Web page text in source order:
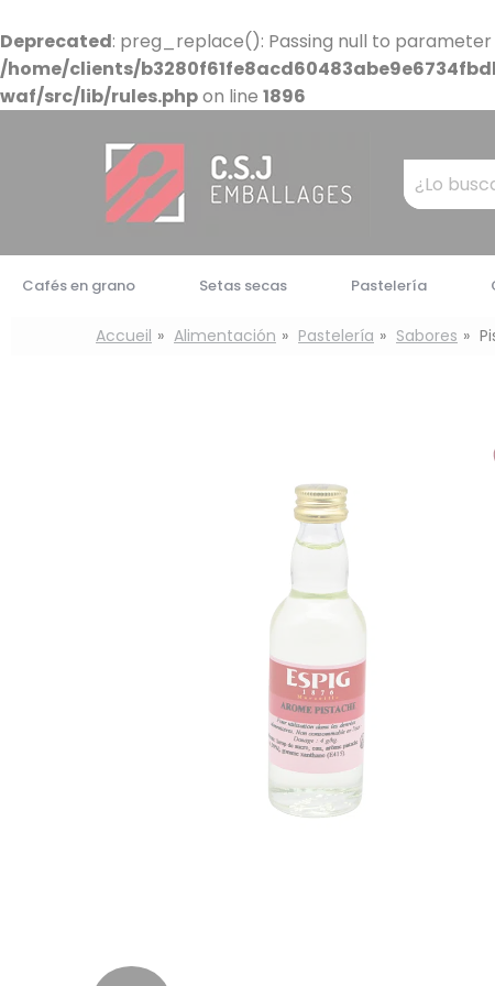
Deprecated: preg_replace(): Passing null to
/home/clients/
waf/src/lib/rules.phpon line 1896
Mots
clés
Cafés en grano Setas secas Pastelería
Accueil Alimentación Pastelería Sabores